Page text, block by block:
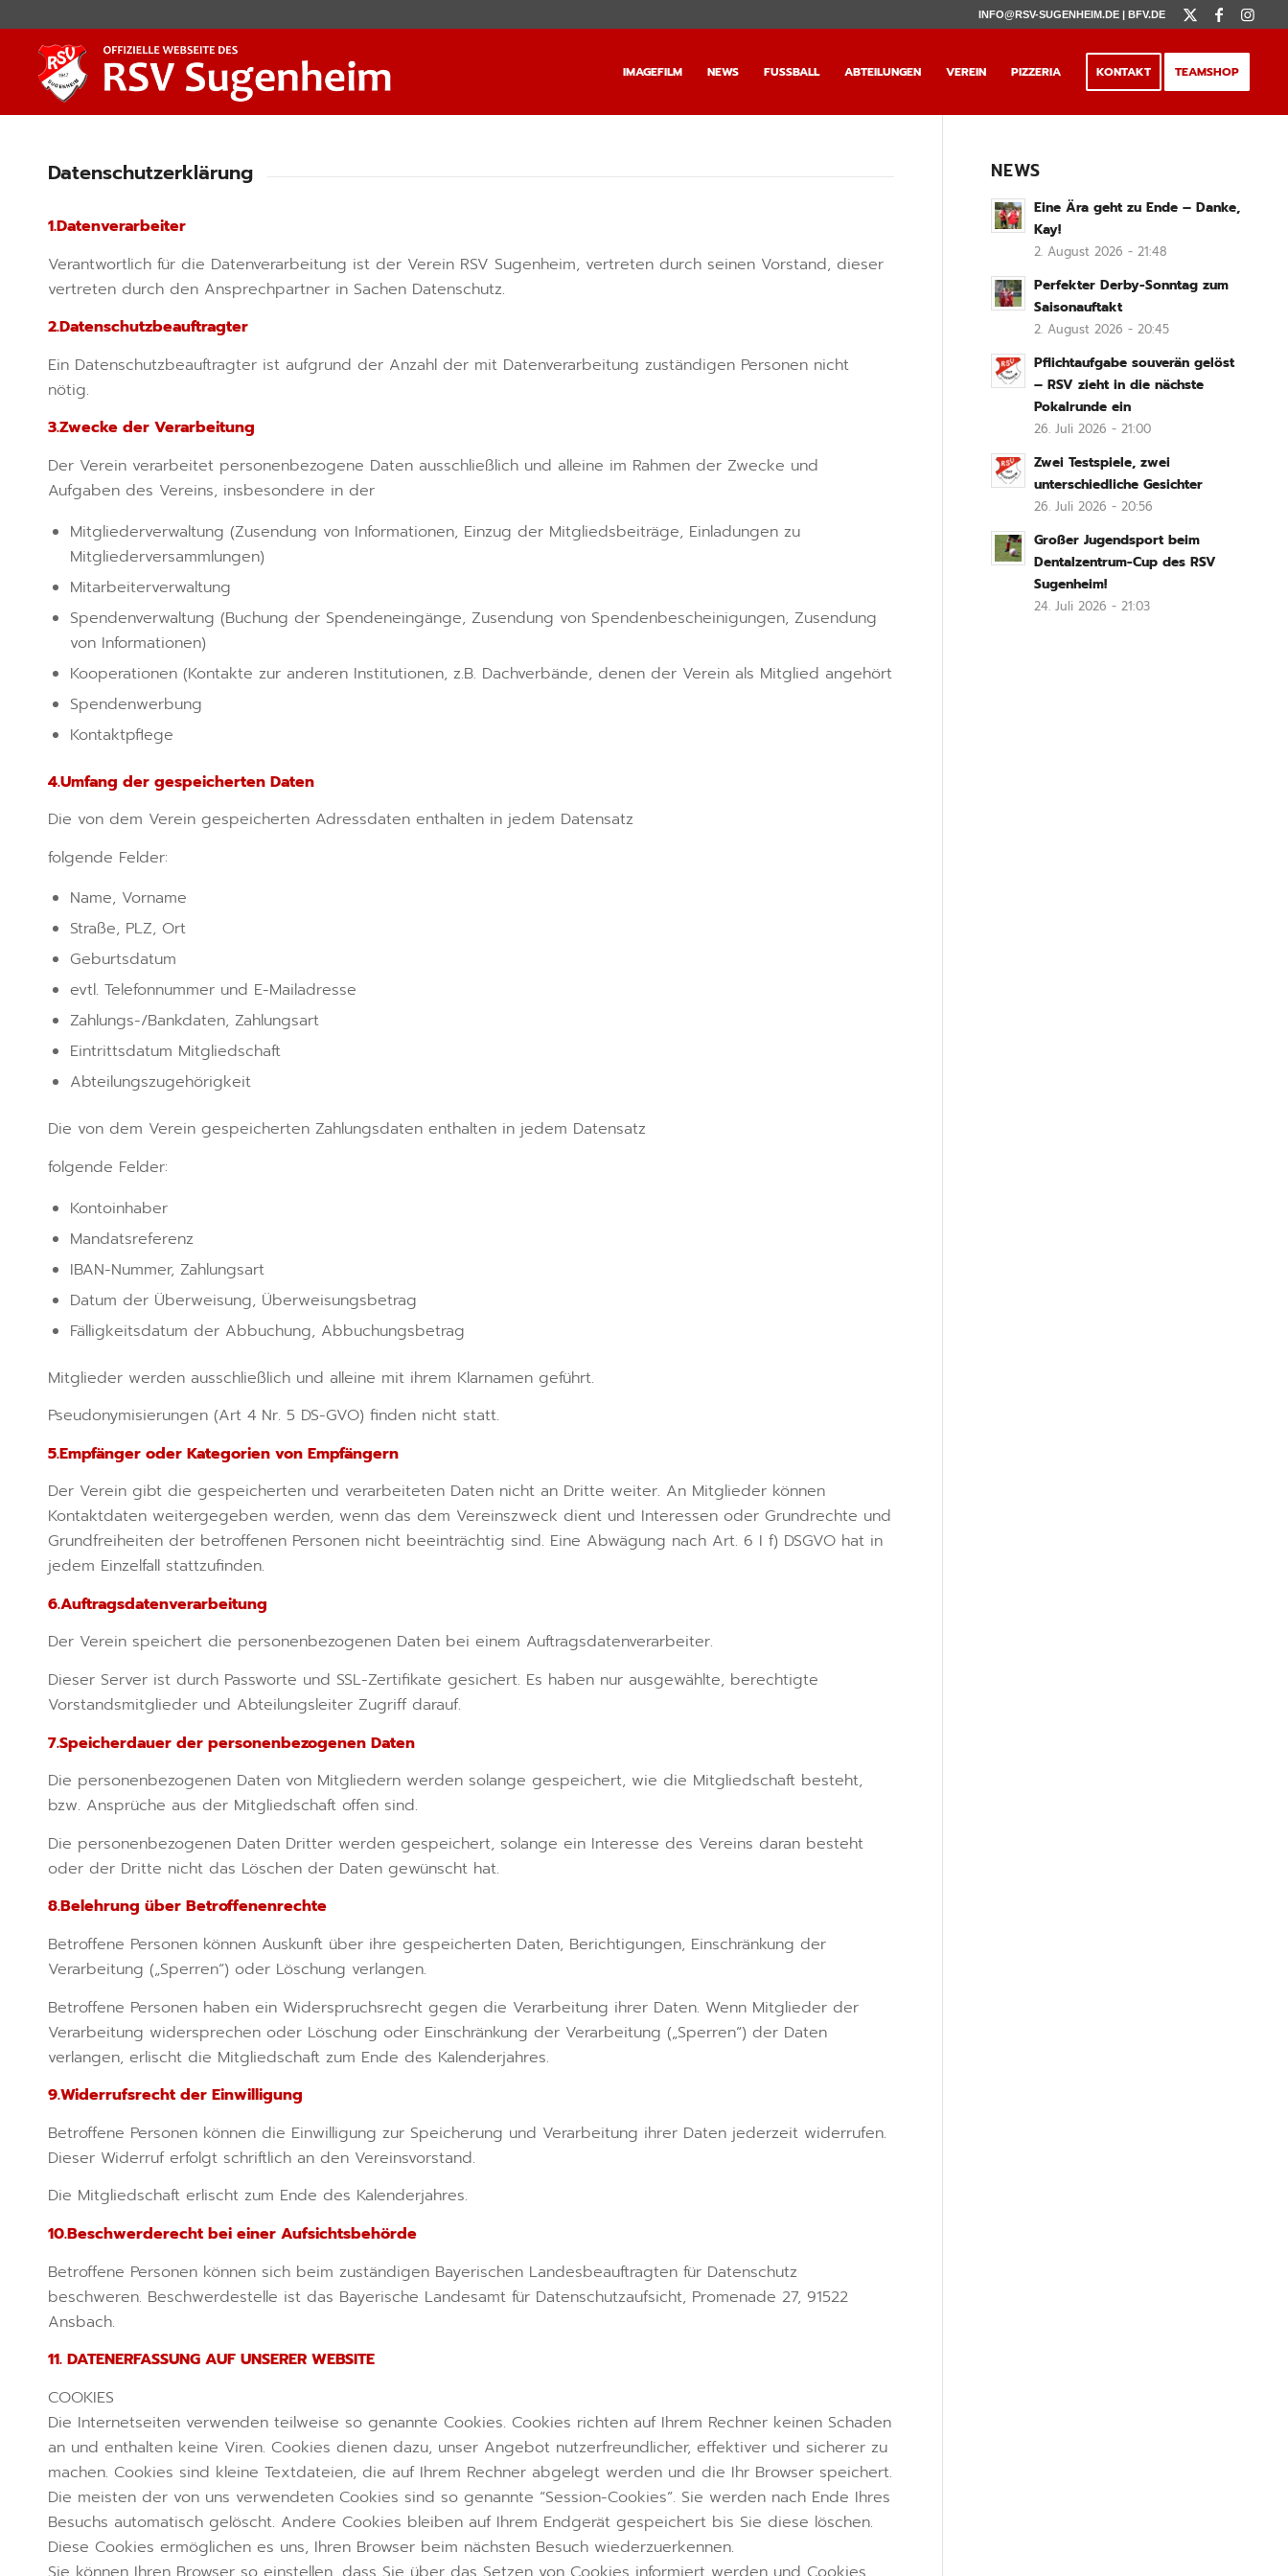
INFO@RSV-SUGENHEIM.DE |BFV.DE
IMAGEFILM NEWS FUSSBALL ABTEILUNGEN VEREIN PIZZERIA KONTAKT TEAMSHOP
Datenschutzerklärung
1.Datenverarbeiter
Verantwortlich für die Datenverarbeitung ist der Verein RSV Sugenheim, vertreten durch seinen Vorstand, dieser
vertreten durch den Ansprechpartner in Sachen Datenschutz.
2.Datenschutzbeauftragter
Ein Datenschutzbeauftragter ist aufgrund der Anzahl der mit Datenverarbeitung zuständigen Personen nicht
nötig.
3.Zwecke der Verarbeitung
Der Verein verarbeitet personenbezogene Daten ausschließlich und alleine im Rahmen der Zwecke und
Aufgaben des Vereins, insbesondere in der
Mitgliederverwaltung (Zusendung von Informationen, Einzug der Mitgliedsbeiträge, Einladungen zu
Mitgliederversammlungen)
Mitarbeiterverwaltung
Spendenverwaltung (Buchung der Spendeneingänge, Zusendung von Spendenbescheinigungen, Zusendung
von Informationen)
Kooperationen (Kontakte zur anderen Institutionen, z.B. Dachverbände, denen der Verein als Mitglied angehört
Spendenwerbung
Kontaktpflege
4.Umfang der gespeicherten Daten
Die von dem Verein gespeicherten Adressdaten enthalten in jedem Datensatz
folgende Felder:
Name, Vorname
Straße, PLZ, Ort
Geburtsdatum
evtl. Telefonnummer und E-Mailadresse
Zahlungs-/Bankdaten, Zahlungsart
Eintrittsdatum Mitgliedschaft
Abteilungszugehörigkeit
Die von dem Verein gespeicherten Zahlungsdaten enthalten in jedem Datensatz
folgende Felder:
Kontoinhaber
Mandatsreferenz
IBAN-Nummer, Zahlungsart
Datum der Überweisung, Überweisungsbetrag
Fälligkeitsdatum der Abbuchung, Abbuchungsbetrag
Mitglieder werden ausschließlich und alleine mit ihrem Klarnamen geführt.
Pseudonymisierungen (Art 4 Nr. 5 DS-GVO) finden nicht statt.
5.Empfänger oder Kategorien von Empfängern
Der Verein gibt die gespeicherten und verarbeiteten Daten nicht an Dritte weiter. An Mitglieder können
Kontaktdaten weitergegeben werden, wenn das dem Vereinszweck dient und Interessen oder Grundrechte und
Grundfreiheiten der betroffenen Personen nicht beeinträchtig sind. Eine Abwägung nach Art. 6 I f) DSGVO hat in
jedem Einzelfall stattzufinden.
6.Auftragsdatenverarbeitung
Der Verein speichert die personenbezogenen Daten bei einem Auftragsdatenverarbeiter.
Dieser Server ist durch Passworte und SSL-Zertifikate gesichert. Es haben nur ausgewählte, berechtigte
Vorstandsmitglieder und Abteilungsleiter Zugriff darauf.
7.Speicherdauer der personenbezogenen Daten
Die personenbezogenen Daten von Mitgliedern werden solange gespeichert, wie die Mitgliedschaft besteht,
bzw. Ansprüche aus der Mitgliedschaft offen sind.
Die personenbezogenen Daten Dritter werden gespeichert, solange ein Interesse des Vereins daran besteht
oder der Dritte nicht das Löschen der Daten gewünscht hat.
8.Belehrung über Betroffenenrechte
Betroffene Personen können Auskunft über ihre gespeicherten Daten, Berichtigungen, Einschränkung der
Verarbeitung („Sperren“) oder Löschung verlangen.
Betroffene Personen haben ein Widerspruchsrecht gegen die Verarbeitung ihrer Daten. Wenn Mitglieder der
Verarbeitung widersprechen oder Löschung oder Einschränkung der Verarbeitung („Sperren“) der Daten
verlangen, erlischt die Mitgliedschaft zum Ende des Kalenderjahres.
9.Widerrufsrecht der Einwilligung
Betroffene Personen können die Einwilligung zur Speicherung und Verarbeitung ihrer Daten jederzeit widerrufen.
Dieser Widerruf erfolgt schriftlich an den Vereinsvorstand.
Die Mitgliedschaft erlischt zum Ende des Kalenderjahres.
10.Beschwerderecht bei einer Aufsichtsbehörde
Betroffene Personen können sich beim zuständigen Bayerischen Landesbeauftragten für Datenschutz
beschweren. Beschwerdestelle ist das Bayerische Landesamt für Datenschutzaufsicht, Promenade 27, 91522
Ansbach.
11. DATENERFASSUNG AUF UNSERER WEBSITE
COOKIES
Die Internetseiten verwenden teilweise so genannte Cookies. Cookies richten auf Ihrem Rechner keinen Schaden
an und enthalten keine Viren. Cookies dienen dazu, unser Angebot nutzerfreundlicher, effektiver und sicherer zu
machen. Cookies sind kleine Textdateien, die auf Ihrem Rechner abgelegt werden und die Ihr Browser speichert.
Die meisten der von uns verwendeten Cookies sind so genannte “Session-Cookies”. Sie werden nach Ende Ihres
Besuchs automatisch gelöscht. Andere Cookies bleiben auf Ihrem Endgerät gespeichert bis Sie diese löschen.
Diese Cookies ermöglichen es uns, Ihren Browser beim nächsten Besuch wiederzuerkennen.
NEWS
Eine Ära geht zu Ende – Danke,
Kay!
2. August 2026 - 21:48
Perfekter Derby-Sonntag zum
Saisonauftakt
2. August 2026 - 20:45
Pflichtaufgabe souverän gelöst
– RSV zieht in die nächste
Pokalrunde ein
26. Juli 2026 - 21:00
Zwei Testspiele, zwei
unterschiedliche Gesichter
26. Juli 2026 - 20:56
Großer Jugendsport beim
Dentalzentrum-Cup des RSV
Sugenheim!
24. Juli 2026 - 21:03